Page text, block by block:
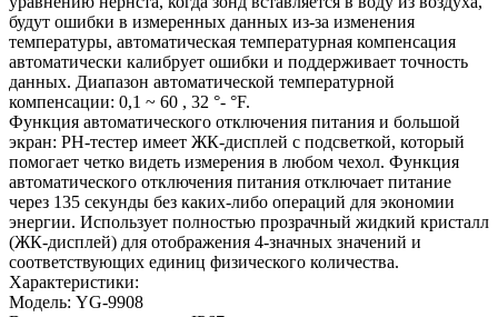
будут ошибки в измеренных данных из-за изменения
температуры, автоматическая температурная компенсация
автоматически калибрует ошибки и поддерживает точность
данных. Диапазон автоматической температурной
компенсации: 0,1 ~ 60 , 32 °- °F.
Функция автоматического отключения питания и большой
экран: PH-тестер имеет ЖК-дисплей с подсветкой, который
помогает четко видеть измерения в любом чехол. Функция
автоматического отключения питания отключает питание
через 135 секунды без каких-либо операций для экономии
энергии. Использует полностью прозрачный жидкий кристалл
(ЖК-дисплей) для отображения 4-значных значений и
соответствующих единиц физического количества.
Характеристики:
Модель: YG-9908